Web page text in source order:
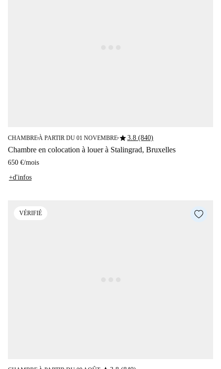
CHAMBRE■À PARTIR DU 01 NOVEMBRE■star3.8 (840)
Chambre en colocation à louer à Stalingrad, Bruxelles
650 €/mois
+d'infos
VÉRIFIÉ